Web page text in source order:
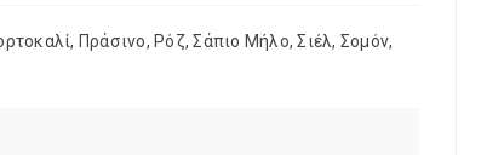
Πράσινο, Ρόζ, Σάπιο Μήλο, Σιέλ, Σομόν,